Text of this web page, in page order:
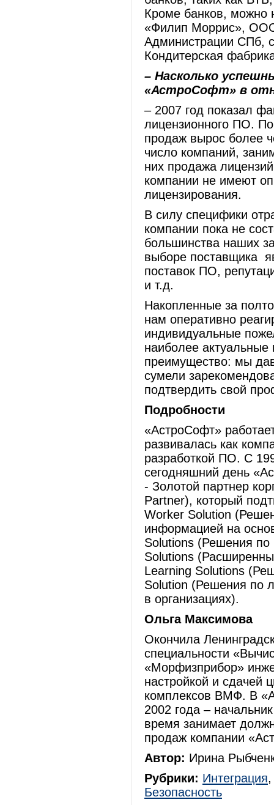
Кроме банков, можно
«Филип Моррис», ООО
Администрации СПб,
Кондитерская
– Насколько
«АстроСофт» в
– 2007 год показал
лицензионного ПО.
продаж вырос более
число компаний,
них продажа
компании не имеют
лицензирования.
В силу специфики
компании пока не
большинства наших
выборе поставщика
поставок ПО,
и т.д.
Накопленные за
нам оперативно
индивидуальные
наиболее
преимущество: мы
сумели
подтвердить свой
Подробности
«АстроСофт»
развивалась как
разработкой ПО. С
сегодняшний день
- Золотой партнер
Partner), который
Worker Solution
информацией на
Solutions (Решения по
Solutions
Learning Solutions
Solution (Решения по
в организациях).
Ольга Максимова
Окончила
специальности
«Морфизприбор»
настройкой и сдачей
комплексов ВМФ. В
2002 года –
время занимает
продаж компании
Автор: Ирина
Рубрики: Интеграция
Безопасность